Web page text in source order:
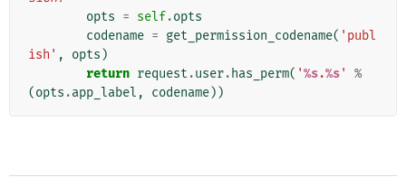
opts = self.opts
codename = get_permission_codename( 'publ
ish' , opts )
return request .user. has_perm( '%s.%s'
%
(opts .app_label , codename))